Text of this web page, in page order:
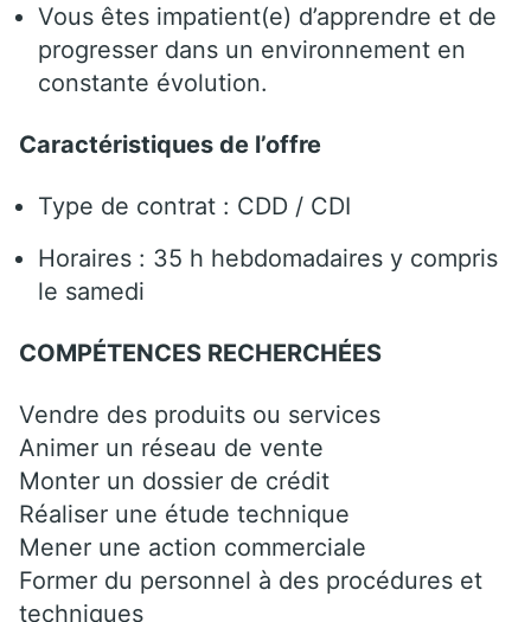
Vous êtes impatient(e) d’apprendre et de
progresser dans un environnement en
constante évolution.
Caractéristiques de l’offre
Type de contrat : CDD / CDI
Horaires : 35 h hebdomadaires y compris
le samedi
COMPÉTENCES RECHERCHÉES
Vendre des produits ou services
Animer un réseau de vente
Monter un dossier de crédit
Réaliser une étude technique
Mener une action commerciale
Former du personnel à des procédures et
techniques